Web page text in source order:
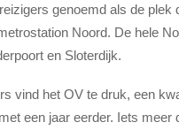
genoemd als de plek
Noord. De hele
en Sloterdijk.
vind het OV te druk, een
een jaar eerder. Iets meer